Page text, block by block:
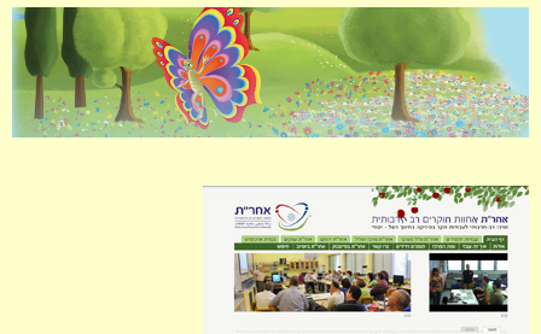
עיצוב ובניית אתרים
תיק עבודות
תחזוקה
המלצות